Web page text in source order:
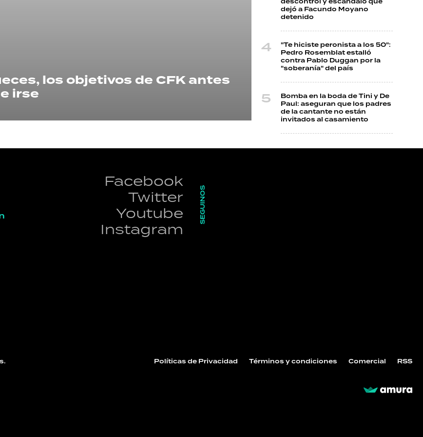
los objetivos de CFK antes
irse
dejó a Facundo Moyano
detenido
"Te hiciste peronista a los 50":
Pedro Rosemblat estalló
contra Pablo Duggan por la
"soberanía" del país
Bomba en la boda de Tini y De
Paul: aseguran que los padres
de la cantante no están
invitados al casamiento
Facebook
Twitter
Youtube
Instagram
SEGUINOS
Políticas de Privacidad Términos y condiciones Comercial RSS